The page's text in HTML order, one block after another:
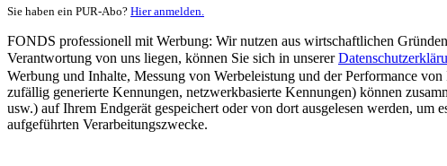
Sie haben ein PUR-Abo? Hier anmelden.
FONDS professionell mit Werbung: Wir nutzen aus wirtschaftlichen
Verantwortung von uns liegen, können Sie sich in unserer
Werbung und Inhalte, Messung von Werbeleistung und der Performance
zufällig generierte Kennungen, netzwerkbasierte Kennungen) können
usw.) auf Ihrem Endgerät gespeichert oder von dort ausgelesen werden,
aufgeführten Verarbeitungszwecke.